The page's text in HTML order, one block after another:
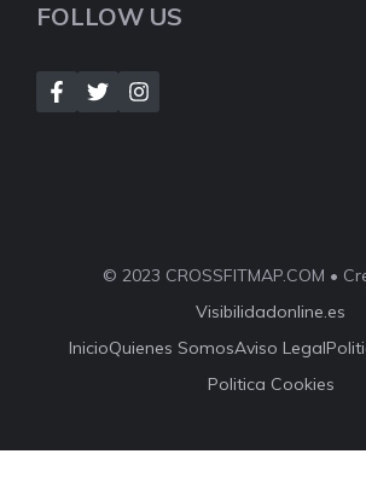
FOLLOW US
© 2023 CROSSFITMAP.COM •
Visibilidadonline.es
InicioQuienes SomosAviso Legal
Politica Cookies